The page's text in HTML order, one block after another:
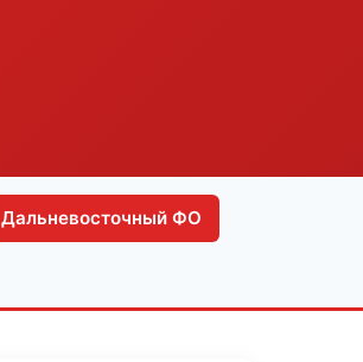
Дальневосточный ФО